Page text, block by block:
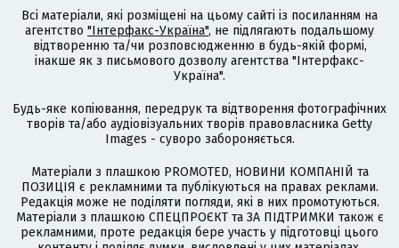
Всі матеріали, які розміщені на цьому сайті із посиланням на
агентство "Інтерфакс-Україна", не підлягають подальшому
відтворенню та/чи розповсюдженню в будь-якій формі,
інакше як з письмового дозволу агентства "Інтерфакс-
Україна".
Будь-яке копіювання, передрук та відтворення фотографічних
творів та/або аудіовізуальних творів правовласника Getty
Images - суворо забороняється.
Матеріали з плашкою PROMOTED, НОВИНИ КОМПАНІЙ та
ПОЗИЦІЯ є рекламними та публікуються на правах реклами.
Редакція може не поділяти погляди, які в них промотуються.
Матеріали з плашкою СПЕЦПРОЄКТ та ЗА ПІДТРИМКИ також є
рекламними, проте редакція бере участь у підготовці цього